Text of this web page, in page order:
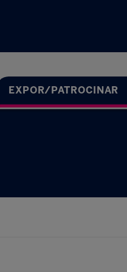
EXPOR/PATROCINAR